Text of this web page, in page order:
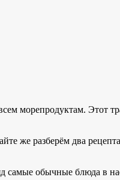
морепродуктам. Этот
же разберём два
самые обычные блюда в